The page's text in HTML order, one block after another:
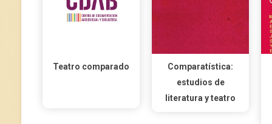
Teatro comparado
Comparatística:
estudios de
literatura y teatro